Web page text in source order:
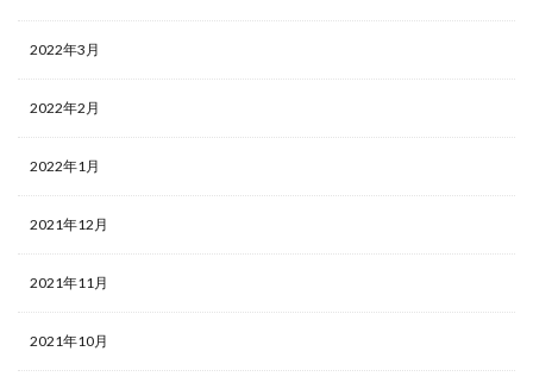
2022年3月
2022年2月
2022年1月
2021年12月
2021年11月
2021年10月